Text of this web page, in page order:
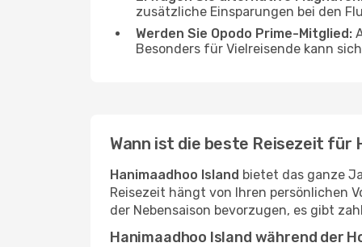
zusätzliche Einsparungen bei den
Werden Sie Opodo Prime-Mitglied:
Besonders für Vielreisende kann
Wann ist die beste Reisezeit für
Hanimaadhoo Island bietet das ganze
Reisezeit hängt von Ihren persönlichen
der Nebensaison bevorzugen, es gibt
Hanimaadhoo Island während der